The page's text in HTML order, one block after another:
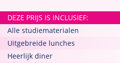
DEZE PRIJS IS INCLUSIEF:
Alle studiematerialen
Uitgebreide lunches
Heerlijk diner